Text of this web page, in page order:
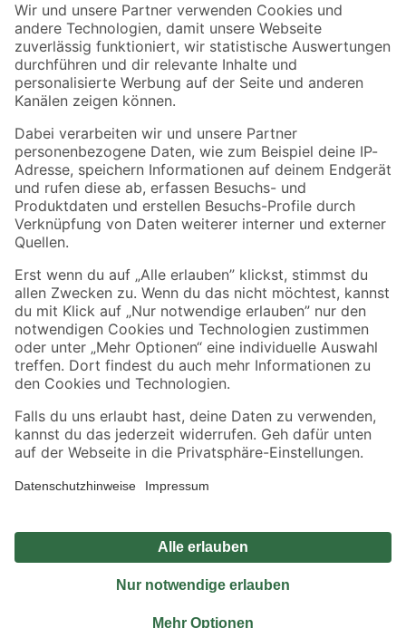
Der toom Newsletter: Keine Angebote und Aktionen mehr verpassen!
Zur Newsletter Anmeldung
Folge uns
Zahlungsarten Versandarten
Sicher einkaufen
Jetzt die toom-App herunterladen
Alle Preisangaben in EUR inkl. gesetzl. MwSt.. Die dargestellten Angebote sind unter
Umständen nicht in allen Märkten verfügbar. Die angegebenen Verfügbarkeiten beziehen
Produkte nur solange der Vorrat reicht.
*Paketversand ab 59 € versandkostenfrei, gilt nicht für Artikel mit Speditionsversand, hier
Privatsphäre Impressum
Nutzungsbedingungen
Widerrufsrecht
Vertrag widerrufen